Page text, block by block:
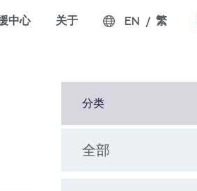
中心 关于 EN / 繁
分类
全部